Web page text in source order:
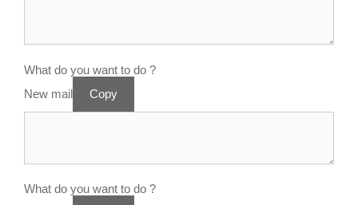
What do you want to do ?
New mail
Copy
What do you want to do ?